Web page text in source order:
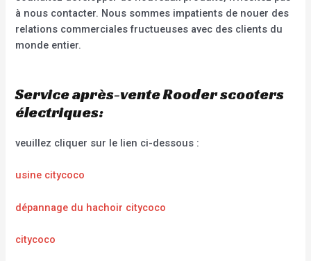
à nous contacter. Nous sommes impatients de nouer des
relations commerciales fructueuses avec des clients du
monde entier.
Service après-vente Rooder scooters
électriques:
veuillez cliquer sur le lien ci-dessous :
usine citycoco
dépannage du hachoir citycoco
citycoco